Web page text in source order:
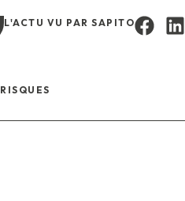
L'ACTU VU PAR SAPITO
RISQUES